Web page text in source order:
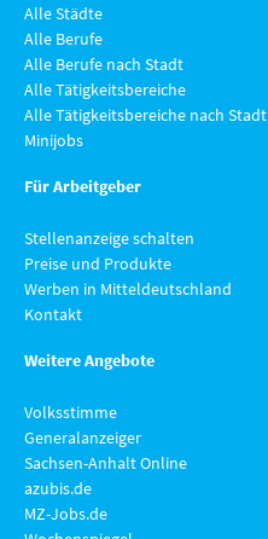
Alle Städte
Alle Berufe
Alle Berufe nach Stadt
Alle Tätigkeitsbereiche
Alle Tätigkeitsbereiche nach Stadt
Minijobs
Für Arbeitgeber
Stellenanzeige schalten
Preise und Produkte
Werben in Mitteldeutschland
Kontakt
Weitere Angebote
Volksstimme
Generalanzeiger
Sachsen-Anhalt Online
azubis.de
MZ-Jobs.de